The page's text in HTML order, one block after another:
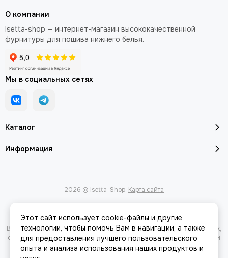
Каталог
Информация
О компании
Isetta-shop — интернет-магазин высококачественной
фурнитуры для пошива нижнего белья.
Мы в социальных сетях
2026 © Isetta-Shop. Карта сайта
Вся представленная на сайте информация, касающаяся характеристик,
стоимости товаров и услуг, носит информационный характер и ни при
каких условиях не является публичной офертой, определяемой
положениями Статьи 437(2) Гражданского кодекса РФ.
Этот сайт использует cookie-файлы и другие
технологии, чтобы помочь Вам в навигации, а также
для предоставления лучшего пользовательского
опыта и анализа использования наших продуктов и